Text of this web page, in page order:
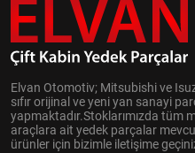
Elvan Otomotiv; Mitsubishi ve
sıfır orijinal ve yeni yan sanayi
yapmaktadır.Stoklarımızda tüm
araçlara ait yedek parçalar
ürünler için bizimle iletişime